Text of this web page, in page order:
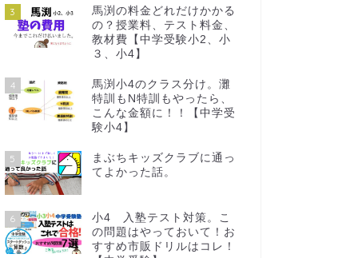
3
馬渕の料金どれだけかかる
の？授業料、テスト料金、
教材費【中学受験小2、小
３、小4】
4
馬渕小4のクラス分け。灘
特訓もN特訓もやったら、
こんな金額に！！【中学受
験小4】
5
まぶちキッズクラブに通っ
てよかった話。
6
小4 入塾テスト対策。こ
の問題はやっておいて！お
すすめ市販ドリルはコレ！